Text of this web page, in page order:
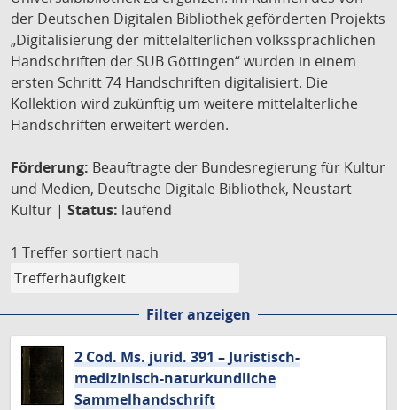
der Deutschen Digitalen Bibliothek geförderten Projekts
„Digitalisierung der mittelalterlichen volkssprachlichen
Handschriften der SUB Göttingen“ wurden in einem
ersten Schritt 74 Handschriften digitalisiert. Die
Kollektion wird zukünftig um weitere mittelalterliche
Handschriften erweitert werden.
Förderung: Beauftragte der Bundesregierung für Kultur
und Medien, Deutsche Digitale Bibliothek, Neustart
Kultur | Status: laufend
1 Treffer sortiert nach
Filter anzeigen
2 Cod. Ms. jurid. 391 – Juristisch-
medizinisch-naturkundliche
Sammelhandschrift